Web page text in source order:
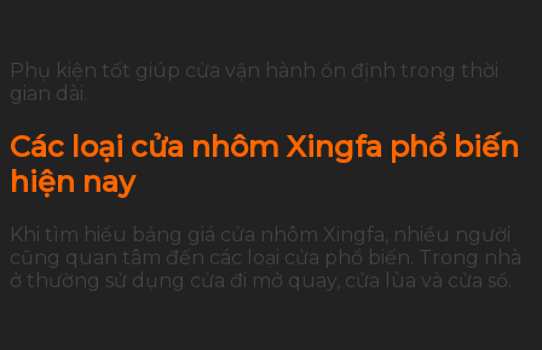
Phụ kiện tốt giúp cửa vận hành ổn định trong thời
gian dài.
Các loại cửa nhôm Xingfa phổ biến
hiện nay
Khi tìm hiểu bảng giá cửa nhôm Xingfa, nhiều người
cũng quan tâm đến các loại cửa phổ biến. Trong nhà
ở thường sử dụng cửa đi mở quay, cửa lùa và cửa sổ.